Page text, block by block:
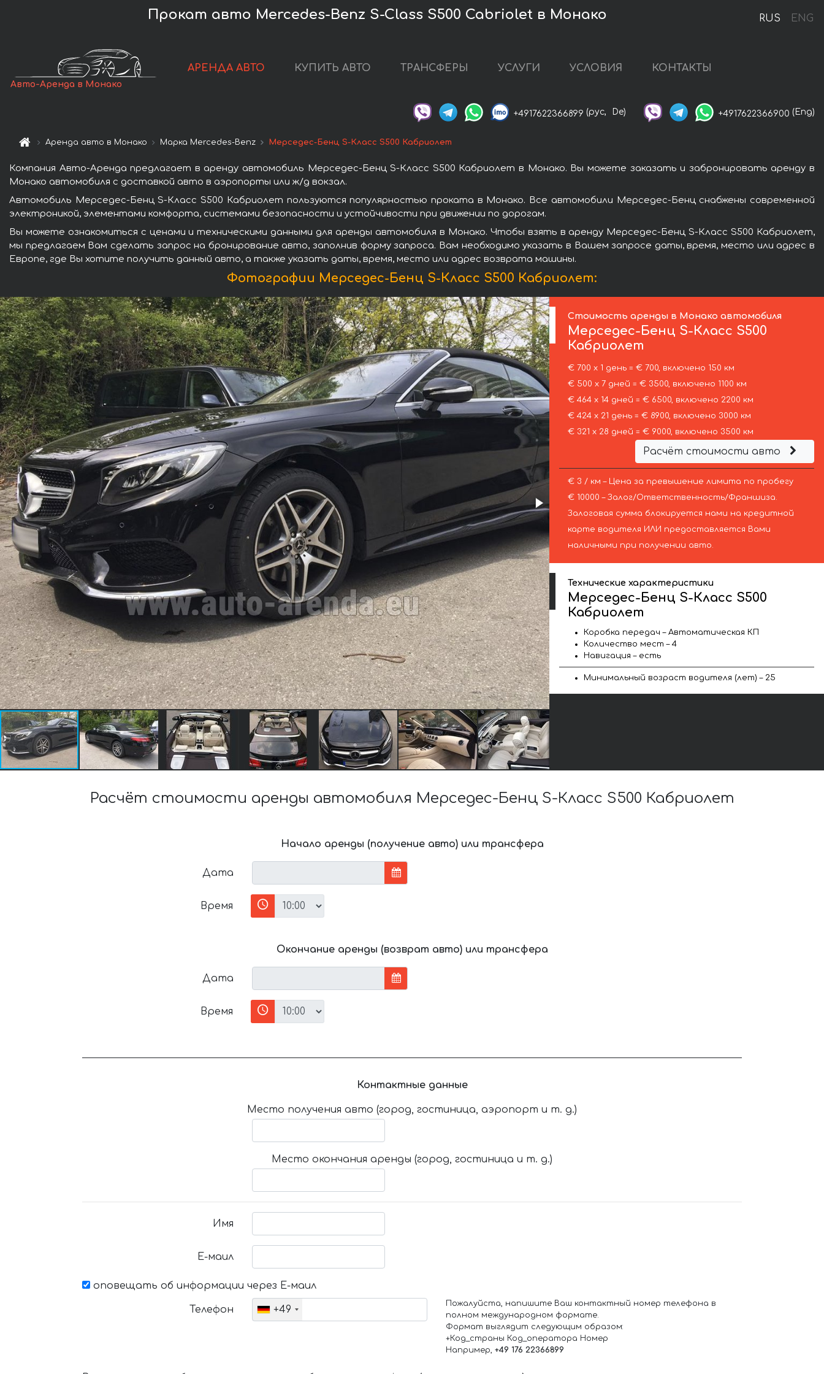
RUS ENG
Прокат авто Mercedes-Benz S-Class S500 Cabriolet в Монако
Авто-Аренда в Монако
АРЕНДА АВТО КУПИТЬ АВТО ТРАНСФЕРЫ УСЛУГИ УСЛОВИЯ КОНТАКТЫ
+4917622366899 (рус, De) +4917622366900 (Eng)
Аренда авто в Монако Марка Mercedes-Benz Мерседес-Бенц S-Класс S500 Кабриолет
Компания Авто-Аренда предлагает в аренду автомобиль Мерседес-Бенц S-Класс S500 Кабриолет в Монако. Вы можете заказать и забронировать аренду в
Монако автомобиля с доставкой авто в аэропорты или ж/д вокзал.
Автомобиль Мерседес-Бенц S-Класс S500 Кабриолет пользуются популярностью проката в Монако. Все автомобили Мерседес-Бенц снабжены современной
электроникой, элементами комфорта, системами безопасности и устойчивости при движении по дорогам.
Вы можете ознакомиться с ценами и техническими данными для аренды автомобиля в Монако. Чтобы взять в аренду Мерседес-Бенц S-Класс S500 Кабриолет,
мы предлагаем Вам сделать запрос на бронирование авто, заполнив форму запроса. Вам необходимо указать в Вашем запросе даты, время, место или адрес в
Европе, где Вы хотите получить данный авто, а также указать даты, время, место или адрес возврата машины.
Фотографии Мерседес-Бенц S-Класс S500 Кабриолет:
Стоимость аренды в Монако автомобиля
Мерседес-Бенц S-Класс S500
Кабриолет
€ 700 х 1 день = € 700, включено 150 км
€ 500 х 7 дней = € 3500, включено 1100 км
€ 464 х 14 дней = € 6500, включено 2200 км
€ 424 х 21 день = € 8900, включено 3000 км
€ 321 х 28 дней = € 9000, включено 3500 км
Расчёт стоимости авто
€ 3 / км – Цена за превышение лимита по пробегу
€ 10000 – Залог/Ответственность/Франшиза.
Залоговая сумма блокируется нами на кредитной
карте водителя ИЛИ предоставляется Вами
наличными при получении авто.
Технические характеристики
Мерседес-Бенц S-Класс S500
Кабриолет
Коробка передач – Автоматическая КП
Количество мест – 4
Навигация – есть
Минимальный возраст водителя (лет) – 25
Расчёт стоимости аренды автомобиля Мерседес-Бенц S-Класс S500 Кабриолет
Начало аренды (получение авто) или трансфера
Дата
Время
Окончание аренды (возврат авто) или трансфера
Дата
Время
Контактные данные
Место получения авто (город, гостиница, аэропорт и т. д.)
Место окончания аренды (город, гостиница и т. д.)
Имя
Е-маил
оповещать об информации через Е-маил
Телефон +49
Пожалуйста, напишите Ваш контактный номер телефона в
полном международном формате.
Формат выглядит следующим образом:
+Код_страны Код_оператора Номер
Например, +49 176 22366899